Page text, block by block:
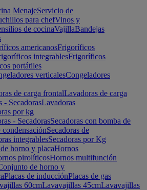
MenajeServicio de
para chefVinos y
de cocinaVajillaBandejas
americanosFrigoríficos
integrablesFrigoríficos
portátiles
verticalesCongeladores
de carga frontalLavadoras de carga
- SecadorasLavadoras
por kg
- SecadorasSecadoras con bomba de
condensaciónSecadoras de
integrablesSecadoras por Kg
horno y placaHornos
pirolíticosHornos multifunción
de horno y
Placas de inducciónPlacas de gas
60cmLavavajillas 45cmLavavajillas